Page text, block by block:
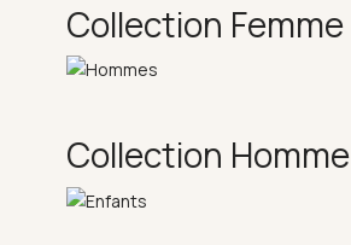
Collection Femme
Collection Homme